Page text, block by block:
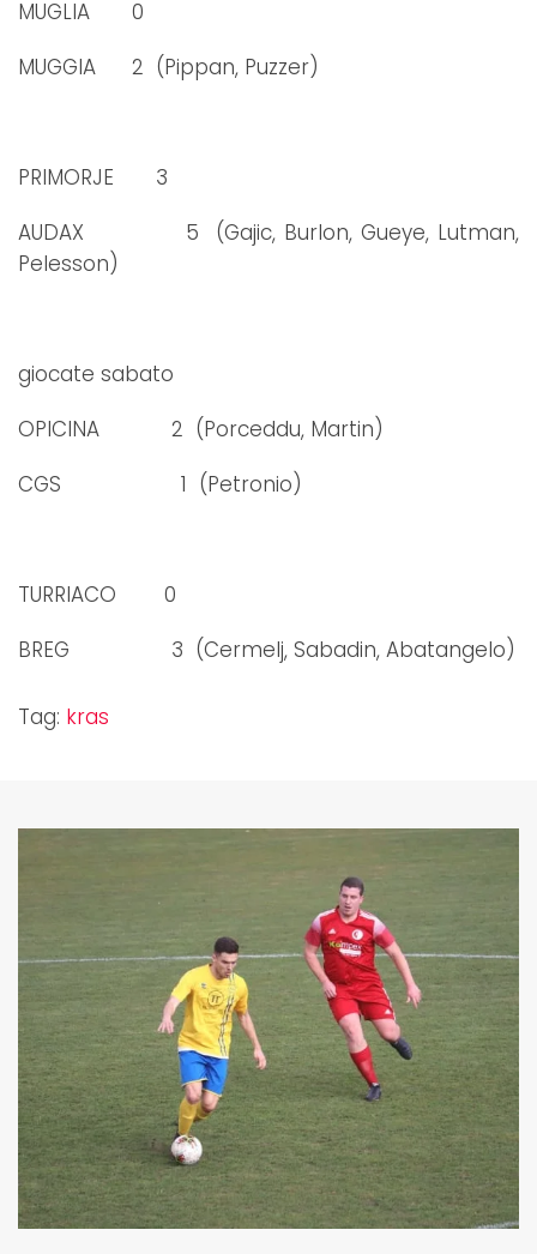
MUGLIA 0
MUGGIA 2 (Pippan, Puzzer)
PRIMORJE 3
AUDAX 5 (Gajic, Burlon, Gueye, Lutman,
Pelesson)
giocate sabato
OPICINA 2 (Porceddu, Martin)
CGS 1 (Petronio)
TURRIACO 0
BREG 3 (Cermelj, Sabadin, Abatangelo)
Tag: kras